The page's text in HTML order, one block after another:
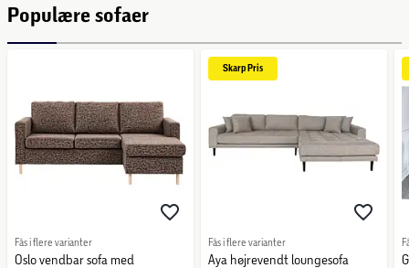
Populære sofaer
Fås i flere varianter
Oslo vendbar sofa med
Skarp Pris
Fås i flere varianter
Aya højrevendt loungesofa